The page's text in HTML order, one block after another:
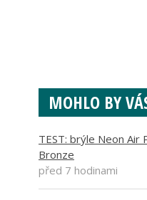
MOHLO BY
TEST: brýle Neon Air
Bronze
před 7 hodinami